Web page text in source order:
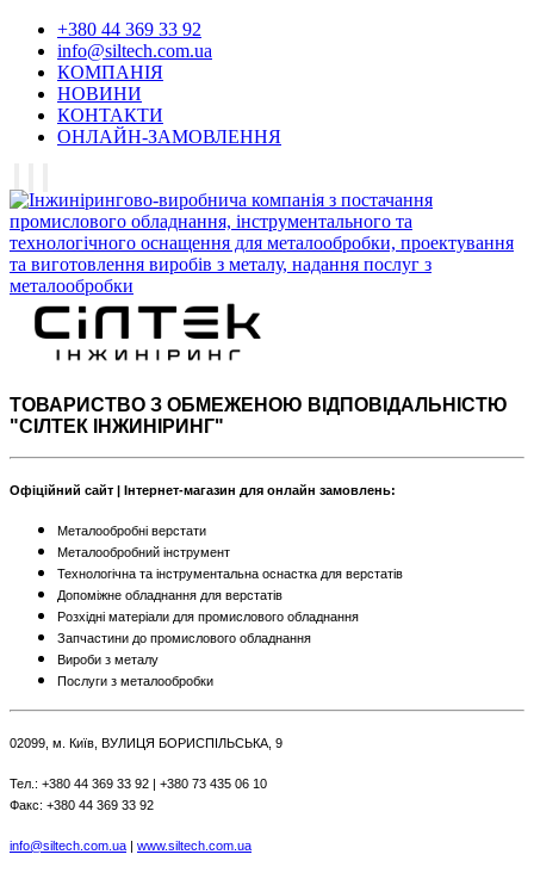
+380 44 369 33 92
info@siltech.com.ua
КОМПАНІЯ
НОВИНИ
КОНТАКТИ
ОНЛАЙН-ЗАМОВЛЕННЯ
ТОВАРИСТВО З ОБМЕЖЕНОЮ ВІДПОВІДАЛЬНІСТЮ
"СІЛТЕК ІНЖИНІРИНГ"
Офіційний сайт | Інтернет-магазин для онлайн замовлень:
Металообробні верстати
Металообробний інструмент
Технологічна та інструментальна оснастка для верстатів
Допоміжне обладнання для верстатів
Розхідні матеріали для промислового обладнання
Запчастини до промислового обладнання
Вироби з металу
Послуги з металообробки
02099, м. Київ, ВУЛИЦЯ БОРИСПІЛЬСЬКА, 9
Тел.: +380 44 369 33 92 | +380 73 435 06 10
Факс: +380 44 369 33 92
info@siltech.com.ua | www.siltech.com.ua